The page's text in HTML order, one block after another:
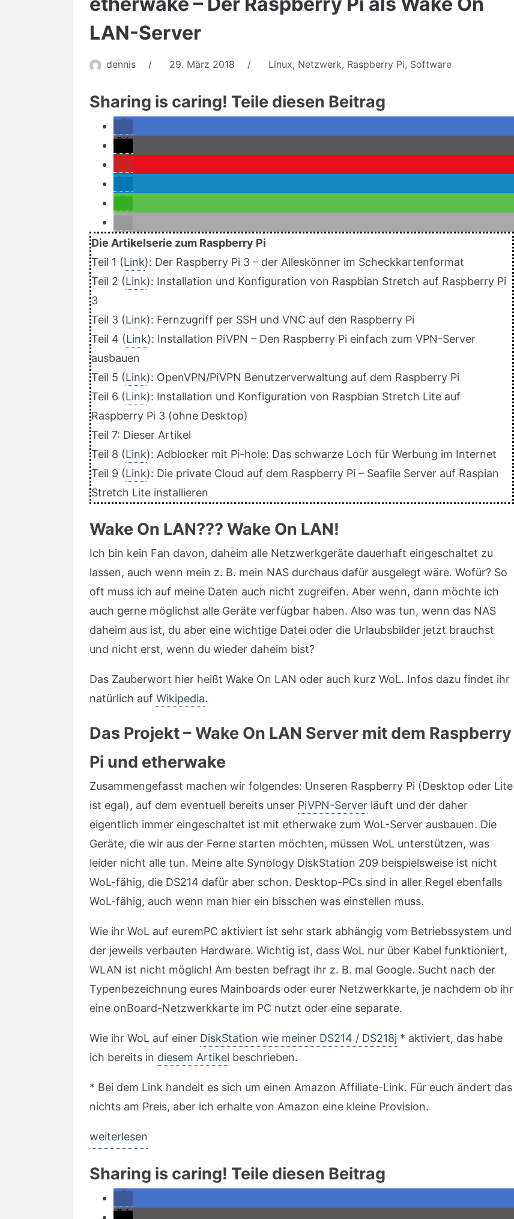
LAN-Server
dennis / 29. März 2018 / Linux, Netzwerk, Raspberry Pi, Software
Sharing is caring! Teile diesen Beitrag
Die Artikelserie zum Raspberry Pi
Teil 1 (Link): Der Raspberry Pi 3 – der Alleskönner im Scheckkartenformat
Teil 2 (Link): Installation und Konfiguration von Raspbian Stretch auf Raspberry Pi
3
Teil 3 (Link): Fernzugriff per SSH und VNC auf den Raspberry Pi
Teil 4 (Link): Installation PiVPN – Den Raspberry Pi einfach zum VPN-Server
ausbauen
Teil 5 (Link): OpenVPN/PiVPN Benutzerverwaltung auf dem Raspberry Pi
Teil 6 (Link): Installation und Konfiguration von Raspbian Stretch Lite auf
Raspberry Pi 3 (ohne Desktop)
Teil 7: Dieser Artikel
Teil 8 (Link): Adblocker mit Pi-hole: Das schwarze Loch für Werbung im Internet
Teil 9 (Link): Die private Cloud auf dem Raspberry Pi – Seafile Server auf Raspian
Stretch Lite installieren
Wake On LAN??? Wake On LAN!
Ich bin kein Fan davon, daheim alle Netzwerkgeräte dauerhaft eingeschaltet zu
lassen, auch wenn mein z. B. mein NAS durchaus dafür ausgelegt wäre. Wofür? So
oft muss ich auf meine Daten auch nicht zugreifen. Aber wenn, dann möchte ich
auch gerne möglichst alle Geräte verfügbar haben. Also was tun, wenn das NAS
daheim aus ist, du aber eine wichtige Datei oder die Urlaubsbilder jetzt brauchst
und nicht erst, wenn du wieder daheim bist?
Das Zauberwort hier heißt Wake On LAN oder auch kurz WoL. Infos dazu findet ihr
natürlich auf Wikipedia.
Das Projekt – Wake On LAN Server mit dem Raspberry
Pi und etherwake
Zusammengefasst machen wir folgendes: Unseren Raspberry Pi (Desktop oder Lite
ist egal), auf dem eventuell bereits unser PiVPN-Server läuft und der daher
eigentlich immer eingeschaltet ist mit etherwake zum WoL-Server ausbauen. Die
Geräte, die wir aus der Ferne starten möchten, müssen WoL unterstützen, was
leider nicht alle tun. Meine alte Synology DiskStation 209 beispielsweise ist nicht
WoL-fähig, die DS214 dafür aber schon. Desktop-PCs sind in aller Regel ebenfalls
WoL-fähig, auch wenn man hier ein bisschen was einstellen muss.
Wie ihr WoL auf euremPC aktiviert ist sehr stark abhängig vom Betriebssystem und
der jeweils verbauten Hardware. Wichtig ist, dass WoL nur über Kabel funktioniert,
WLAN ist nicht möglich! Am besten befragt ihr z. B. mal Google. Sucht nach der
Typenbezeichnung eures Mainboards oder eurer Netzwerkkarte, je nachdem ob ihr
eine onBoard-Netzwerkkarte im PC nutzt oder eine separate.
Wie ihr WoL auf einer DiskStation wie meiner DS214 / DS218j * aktiviert, das habe
ich bereits in diesem Artikel beschrieben.
* Bei dem Link handelt es sich um einen Amazon Affiliate-Link. Für euch ändert das
nichts am Preis, aber ich erhalte von Amazon eine kleine Provision.
„etherwake
Der
Raspberry
weiterlesen
Sharing is caring! Teile diesen Beitrag